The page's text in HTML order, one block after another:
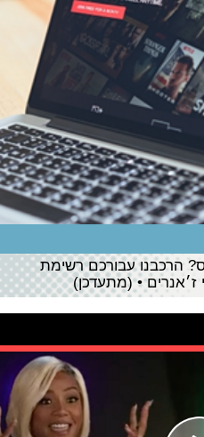
הרכבנו עבורכם רשימת
• (מתעדכן)